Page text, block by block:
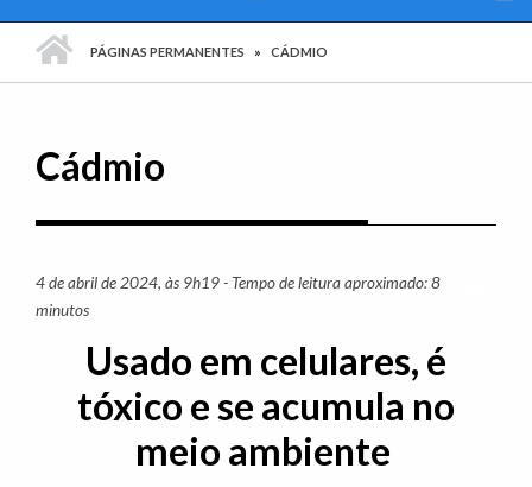
PÁGINA INICIAL
PÁGINAS PERMANENTES CÁDMIO
Cádmio
4 de abril de 2024, às 9h19 - Tempo de leitura aproximado: 8
minutos
Usado em celulares, é
tóxico e se acumula no
meio ambiente